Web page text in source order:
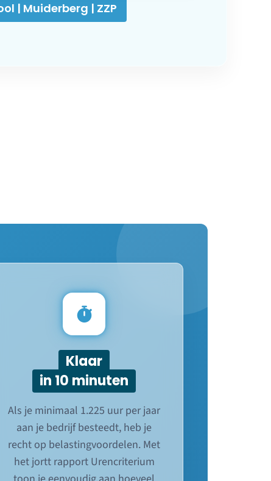
| Muiderberg | ZZP
Klaar
in 10 minuten
Als je minimaal 1.225 uur per jaar
aan je bedrijf besteedt, heb je
recht op belastingvoordelen. Met
het jortt rapport Urencriterium